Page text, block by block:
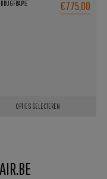
€775,00
OPTIES SELECTEREN